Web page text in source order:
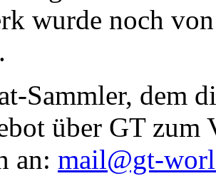
wurde noch
Sammler, dem
über GT zum
an: mail@gt-